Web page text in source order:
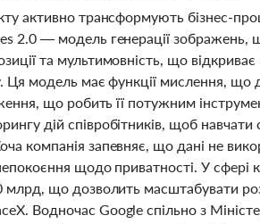
активно трансформують бізнес-
2.0 — модель генерації зображень,
та мультимовність, що
Ця модель має функції мислення,
що робить її потужним
дій співробітників, щоб
компанія запевняє, що дані не
щодо приватності. У
що дозволить масштабувати
Водночас Google спільно з